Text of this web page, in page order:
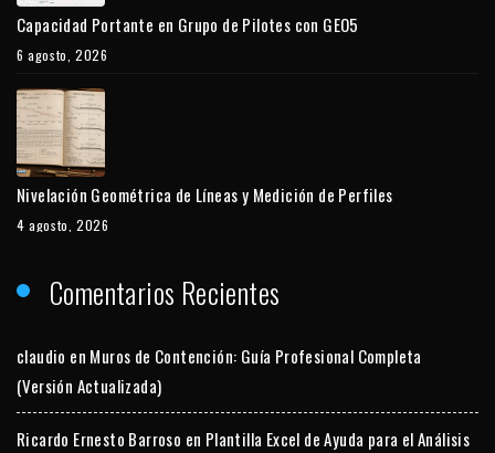
Capacidad Portante en Grupo de Pilotes con GEO5
6 agosto, 2026
Nivelación Geométrica de Líneas y Medición de Perfiles
4 agosto, 2026
Comentarios Recientes
claudio en Muros de Contención: Guía Profesional Completa
(Versión Actualizada)
Ricardo Ernesto Barroso en Plantilla Excel de Ayuda para el Análisis